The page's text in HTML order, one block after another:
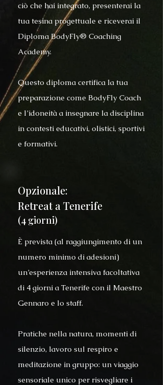
ciò che hai integrato, presenterai la
tua tesina progettuale e riceverai il
Diploma BodyFly® Coaching
Academy.
Questo diploma certifica la tua
preparazione come BodyFly Coach
e l’idoneità a insegnare la disciplina
in contesti educativi, olistici, sportivi
e formativi.
Opzionale:
Retreat a Tenerife
(4 giorni)
È prevista (al raggiungimento di un
numero minimo di adesioni)
un’esperienza intensiva facoltativa
di 4 giorni a Tenerife con il Maestro
Gennaro e lo staff.
Pratiche nella natura, momenti di
silenzio, lavoro sul respiro e
meditazione in gruppo: un viaggio
sensoriale unico per risvegliare i